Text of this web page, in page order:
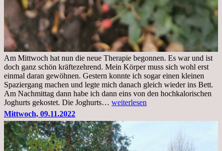
Am Mittwoch hat nun die neue Therapie begonnen. Es war und ist
doch ganz schön kräftezehrend. Mein Körper muss sich wohl erst
einmal daran gewöhnen. Gestern konnte ich sogar einen kleinen
Spaziergang machen und legte mich danach gleich wieder ins Bett.
Am Nachmittag dann habe ich dann eins von den hochkalorischen
Joghurts gekostet. Die Joghurts… Freitag,
Therapie
Beginn
gut
überstanden
weiterlesen
Mittwoch, 09.11.2022